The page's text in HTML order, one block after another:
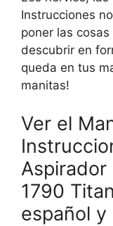
Instrucciones
poner las
descubrir en
queda en tus
manitas!
Ver el
1790
español